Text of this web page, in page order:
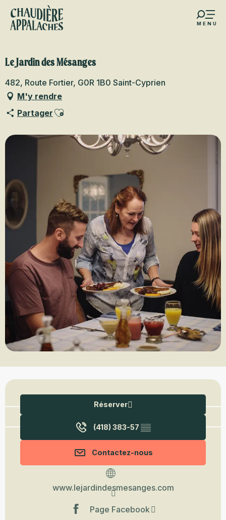
Aller
contenu
MENU
favoris
Le Jardin des Mésanges
482, Route Fortier, G0R 1B0 Saint-Cyprien
M'y rendre
Partager Ajouter aux favoris
Ouverture et coordonnées
Réserver
(418) 383-57 ▒▒
Contactez-nous
www.lejardindesmesanges.com
Page Facebook